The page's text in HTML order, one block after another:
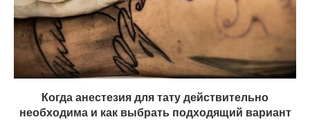
Когда анестезия для тату действительно
необходима и как выбрать подходящий вариант